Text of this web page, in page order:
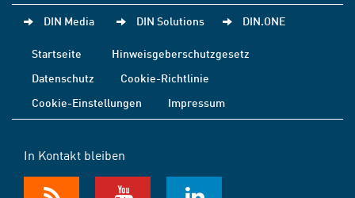
DIN Media DIN Solutions DIN.ONE
Startseite
Hinweisgeberschutzgesetz
Datenschutz
Cookie-Richtlinie
Cookie-Einstellungen
Impressum
In Kontakt bleiben